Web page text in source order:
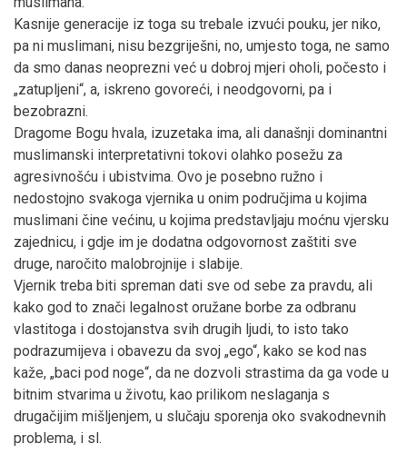
Kasnije generacije iz toga su trebale izvući pouku, jer niko,
pa ni muslimani, nisu bezgriješni, no, umjesto toga, ne samo
da smo danas neoprezni već u dobroj mjeri oholi, počesto i
„zatupljeni“, a, iskreno govoreći, i neodgovorni, pa i
bezobrazni.
Dragome Bogu hvala, izuzetaka ima, ali današnji dominantni
muslimanski interpretativni tokovi olahko posežu za
agresivnošću i ubistvima. Ovo je posebno ružno i
nedostojno svakoga vjernika u onim područjima u kojima
muslimani čine većinu, u kojima predstavljaju moćnu vjersku
zajednicu, i gdje im je dodatna odgovornost zaštiti sve
druge, naročito malobrojnije i slabije.
Vjernik treba biti spreman dati sve od sebe za pravdu, ali
kako god to znači legalnost oružane borbe za odbranu
vlastitoga i dostojanstva svih drugih ljudi, to isto tako
podrazumijeva i obavezu da svoj „ego“, kako se kod nas
kaže, „baci pod noge“, da ne dozvoli strastima da ga vode u
bitnim stvarima u životu, kao prilikom neslaganja s
drugačijim mišljenjem, u slučaju sporenja oko svakodnevnih
problema, i sl.